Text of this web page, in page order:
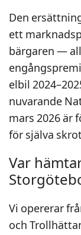
Den
ett
bärgaren —
elbil
nuvarande
mars 2026 är
för själva
Var
Vi opererar
och